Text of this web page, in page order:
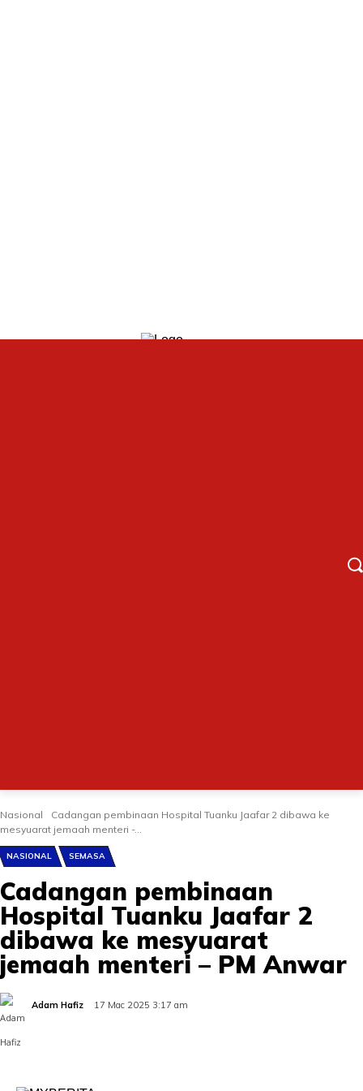
Nasional
Cadangan pembinaan Hospital Tuanku Jaafar 2 dibawa ke
mesyuarat jemaah menteri -...
NASIONAL SEMASA
Cadangan pembinaan
Hospital Tuanku Jaafar 2
dibawa ke mesyuarat
jemaah menteri – PM Anwar
Adam Hafiz 17 Mac 2025 3:17 am